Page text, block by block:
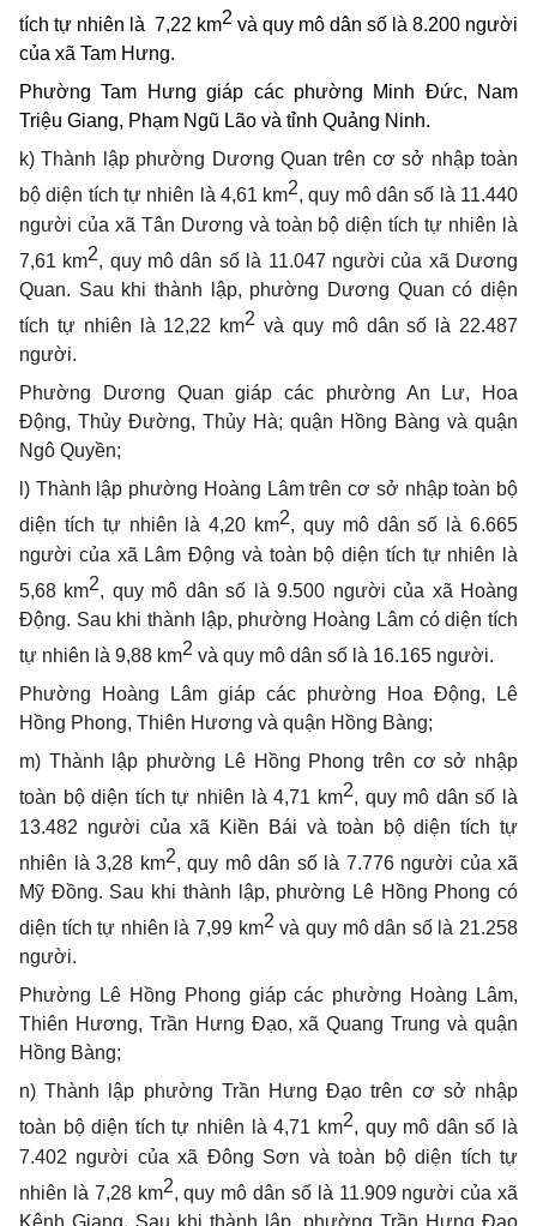
tích tự nhiên là 7,22 km2 và quy mô dân số là 8.200 người
của xã Tam Hưng.
Phường Tam Hưng giáp các phường Minh Đức, Nam
Triệu Giang, Phạm Ngũ Lão và tỉnh Quảng Ninh.
k)Thành lập phường Dương Quan trên cơ sở nhập toàn
bộ diện tích tự nhiên là 4,61 km2, quy mô dân số là 11.440
người của xã Tân Dương và toàn bộ diện tích tự nhiên là
7,61 km2, quy mô dân số là 11.047 người của xã Dương
Quan. Sau khi thành lập, phường Dương Quan có diện
tích tự nhiên là 12,22 km2 và quy mô dân số là 22.487
người.
Phường Dương Quan giáp các phường An Lư, Hoa
Động, Thủy Đường, Thủy Hà; quận Hồng Bàng và quận
Ngô Quyền;
l) Thành lập phường Hoàng Lâm trên cơ sở nhập toàn bộ
diện tích tự nhiên là 4,20 km2, quy mô dân số là 6.665
người của xã Lâm Động và toàn bộ diện tích tự nhiên là
5,68 km2, quy mô dân số là 9.500 người của xã Hoàng
Động. Sau khi thành lập, phường Hoàng Lâmcó diện tích
tự nhiên là 9,88 km2 và quy mô dân số là 16.165 người.
Phường Hoàng Lâm giáp các phường Hoa Động, Lê
Hồng Phong, Thiên Hương và quận Hồng Bàng;
m) Thành lập phường Lê Hồng Phong trên cơ sở nhập
toàn bộ diện tích tự nhiên là 4,71 km2, quy mô dân số là
13.482 người của xã Kiền Bái và toàn bộ diện tích tự
nhiên là 3,28 km2, quy mô dân số là 7.776 người của xã
Mỹ Đồng. Sau khi thành lập, phường Lê Hồng Phong có
diện tích tự nhiên là 7,99 km2 và quy mô dân số là 21.258
người.
Phường Lê Hồng Phong giáp các phường Hoàng Lâm,
Thiên Hương, Trần Hưng Đạo, xã Quang Trung và quận
Hồng Bàng;
n)Thành lập phường Trần Hưng Đạo trên cơ sở nhập
toàn bộ diện tích tự nhiên là 4,71 km2, quy mô dân số là
7.402 người của xã Đông Sơn và toàn bộ diện tích tự
nhiên là 7,28 km2, quy mô dân số là 11.909 người của xã
Kênh Giang. Sau khi thành lập, phường Trần Hưng Đạo